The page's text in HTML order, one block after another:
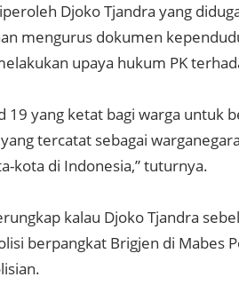
Djoko Tjandra yang
mengurus dokumen
upaya hukum PK
19 yang ketat bagi warga untuk
tercatat sebagai
kota di Indonesia,” tuturnya.
kalau Djoko Tjandra
berpangkat Brigjen di Mabes